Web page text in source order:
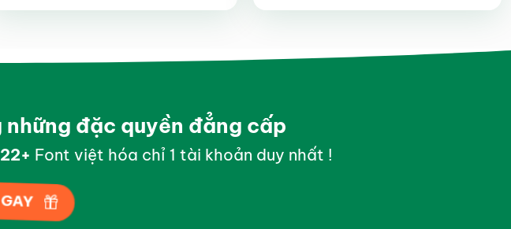
hạng55
hạng4.75
đặc quyền đẳng cấp
+ Font việt hóa chỉ 1 tài khoản duy nhất !